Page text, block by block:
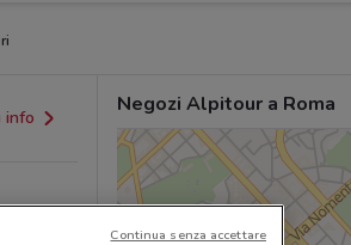
info
Negozi Alpitour a Roma
Continua senza accettare